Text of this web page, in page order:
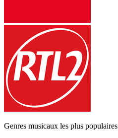
Genres musicaux les plus populaires